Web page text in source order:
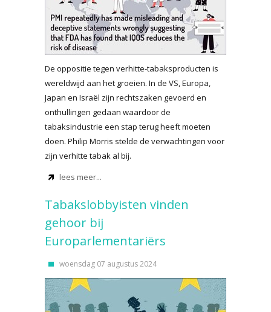
De oppositie tegen verhitte-tabaksproducten is
wereldwijd aan het groeien. In de VS, Europa,
Japan en Israël zijn rechtszaken gevoerd en
onthullingen gedaan waardoor de
tabaksindustrie een stap terug heeft moeten
doen. Philip Morris stelde de verwachtingen voor
zijn verhitte tabak al bij.
lees meer...
Tabakslobbyisten vinden
gehoor bij
Europarlementariërs
woensdag 07 augustus 2024